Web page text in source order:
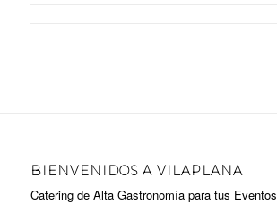
BIENVENIDOS A VILAPLANA
Catering de Alta Gastronomía para tus Eventos